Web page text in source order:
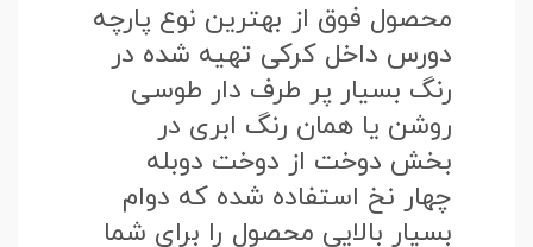
محصول فوق از بهترین نوع پارچه
دورس داخل کرکی تهیه شده در
رنگ بسیار پر طرف دار طوسی
روشن یا همان رنگ ابری در
بخش دوخت از دوخت دوبله
چهار نخ استفاده شده که دوام
بسیار بالایی محصول را برای شما